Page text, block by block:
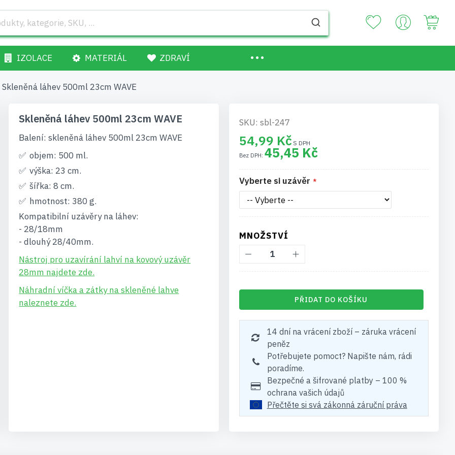
IZOLACE MATERIÁL ZDRAVÍ
Skleněná láhev 500ml 23cm WAVE
Skleněná láhev 500ml 23cm WAVE
Balení: skleněná láhev 500ml 23cm WAVE
objem: 500 ml.
výška: 23 cm.
šířka: 8 cm.
hmotnost: 380 g.
Kompatibilní uzávěry na láhev:
- 28/18mm
- dlouhý 28/40mm.
Nástroj pro uzavírání lahví na kovový uzávěr
28mm najdete zde.
Náhradní víčka a zátky na skleněné lahve
naleznete zde.
SKU: sbl-247
54,99 Kč
45,45 Kč
Vyberte si uzávěr
MNOŽSTVÍ
PŘIDAT DO KOŠÍKU
14 dní na vrácení zboží – záruka vrácení
peněz
Potřebujete pomoct? Napište nám, rádi
poradíme.
Bezpečné a šifrované platby – 100 %
ochrana vašich údajů
Přečtěte si svá zákonná záruční práva